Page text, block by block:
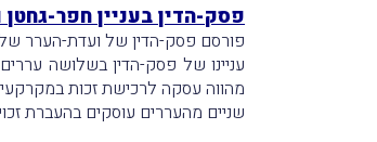
פסק-הדין בעניין חפר-גחטן
פורסם פסק-הדין של ועדת-הערר
עניינו של פסק-הדין בשלושה
מהווה עסקה לרכישת זכות
שניים מהעררים עוסקים בהעברת